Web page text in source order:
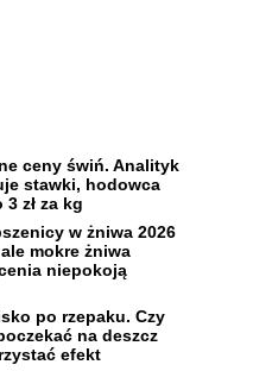
ceny świń. Analityk
stawki, hodowca
3 zł za kg
w żniwa 2026
mokre żniwa
niepokoją
po rzepaku. Czy
na deszcz
efekt